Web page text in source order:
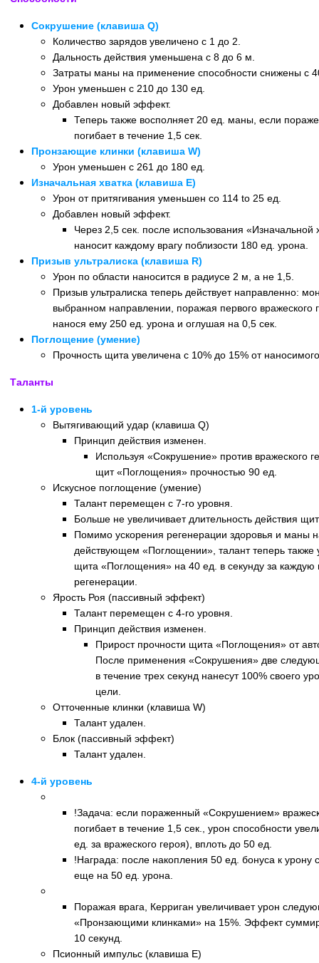
Сокрушение (клавиша Q)
Количество зарядов увеличено с 1 до 2.
Дальность действия уменьшена с 8 до 6 м.
Затраты маны на применение способности снижены с
Урон уменьшен с 210 до 130 ед.
Добавлен новый эффект.
Теперь также восполняет 20 ед. маны, если
погибает в течение 1,5 сек.
Пронзающие клинки (клавиша W)
Урон уменьшен с 261 до 180 ед.
Изначальная хватка (клавиша E)
Урон от притягивания уменьшен со 114 to 25 ед.
Добавлен новый эффект.
Через 2,5 сек. после использования «Изначальной
наносит каждому врагу поблизости 180 ед. урона.
Призыв ультралиска (клавиша R)
Урон по области наносится в радиусе 2 м, а не 1,5.
Призыв ультралиска теперь действует направленно:
выбранном направлении, поражая первого вражеского
нанося ему 250 ед. урона и оглушая на 0,5 сек.
Поглощение (умение)
Прочность щита увеличена с 10% до 15% от
Таланты
1-й уровень
Вытягивающий удар (клавиша Q)
Принцип действия изменен.
Используя «Сокрушение» против вражеского
щит «Поглощения» прочностью 90 ед.
Искусное поглощение (умение)
Талант перемещен с 7-го уровня.
Больше не увеличивает длительность действия
Помимо ускорения регенерации здоровья и маны
действующем «Поглощении», талант теперь также
щита «Поглощения» на 40 ед. в секунду за
регенерации.
Ярость Роя (пассивный эффект)
Талант перемещен с 4-го уровня.
Принцип действия изменен.
Прирост прочности щита «Поглощения» от
После применения «Сокрушения» две
в течение трех секунд нанесут 100% своего
цели.
Отточенные клинки (клавиша W)
Талант удален.
Блок (пассивный эффект)
Талант удален.
4-й уровень
!Задача: если пораженный «Сокрушением»
погибает в течение 1,5 сек., урон способности
ед. за вражеского героя), вплоть до 50 ед.
!Награда: после накопления 50 ед. бонуса к урону
еще на 50 ед. урона.
Поражая врага, Керриган увеличивает урон
«Пронзающими клинками» на 15%. Эффект
10 секунд.
Псионный импульс (клавиша E)